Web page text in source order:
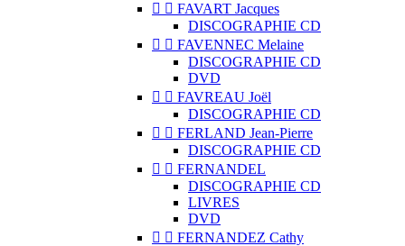
  FAVART Jacques
DISCOGRAPHIE CD
  FAVENNEC Melaine
DISCOGRAPHIE CD
DVD
  FAVREAU Joël
DISCOGRAPHIE CD
  FERLAND Jean-Pierre
DISCOGRAPHIE CD
  FERNANDEL
DISCOGRAPHIE CD
LIVRES
DVD
  FERNANDEZ Cathy